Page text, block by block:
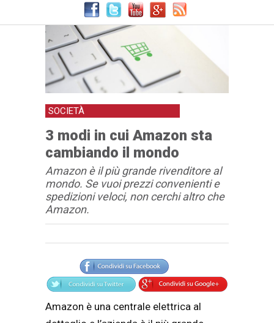
SOCIETÀ
3 modi in cui Amazon sta
cambiando il mondo
Amazon è il più grande rivenditore al
mondo. Se vuoi prezzi convenienti e
spedizioni veloci, non cerchi altro che
Amazon.
Articolo
Testo articolo principale
Amazon è una centrale elettrica al